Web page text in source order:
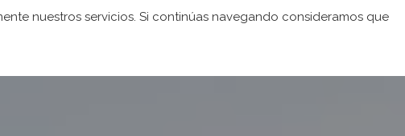
nuestros servicios. Si continúas navegando consideramos que